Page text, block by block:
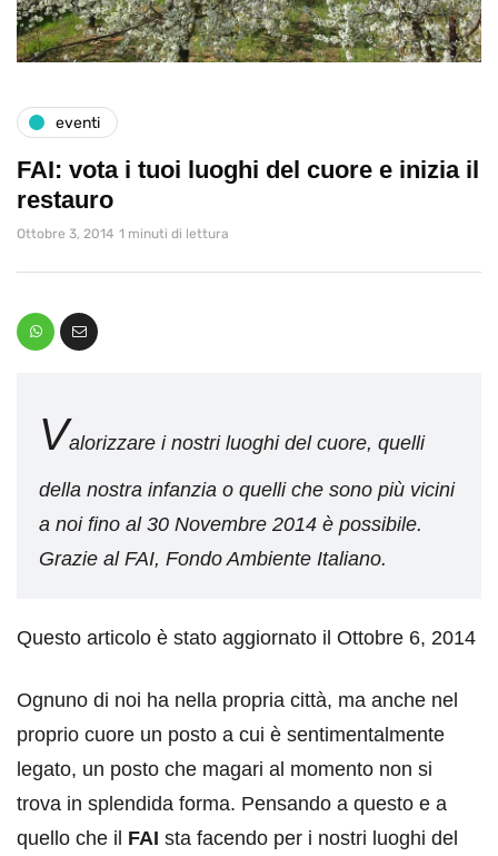
eventi
FAI: vota i tuoi luoghi del cuore e inizia il
restauro
Ottobre 3, 2014 1 minuti di lettura
Valorizzare i nostri luoghi del cuore, quelli
della nostra infanzia o quelli che sono più vicini
a noi fino al 30 Novembre 2014 è possibile.
Grazie al FAI, Fondo Ambiente Italiano.
Questo articolo è stato aggiornato il Ottobre 6, 2014
Ognuno di noi ha nella propria città, ma anche nel
proprio cuore un posto a cui è sentimentalmente
legato, un posto che magari al momento non si
trova in splendida forma. Pensando a questo e a
quello che il FAI sta facendo per i nostri luoghi del